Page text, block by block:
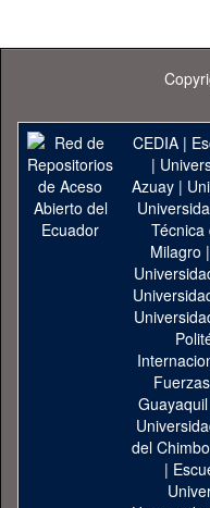
CEDIA|
|
Azuay|
Técnica
Milagro |
Guayaquil
del
|